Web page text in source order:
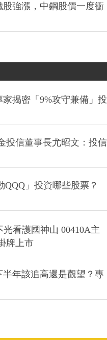
強漲，中鋼股價一度衝
揭密「9%攻守兼備」投
投信董事長尤昭文：投信
」投資哪些股票？
看護國神山 00410A主
牌上市
年該追高還是觀望？專